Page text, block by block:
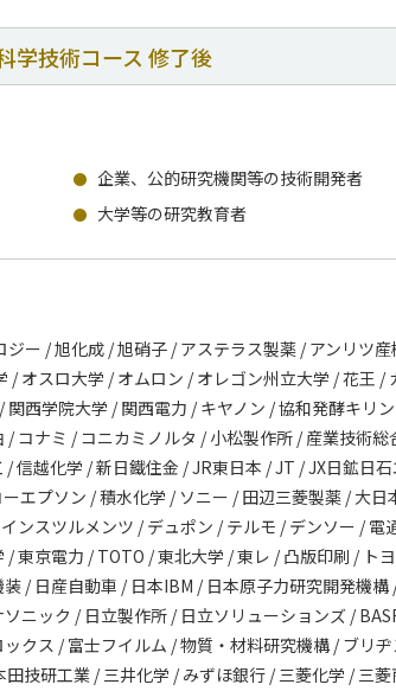
学技術コース 修了後
企業、公的研究機関等の技術開発者
大学等の研究教育者
ー / 旭化成 / 旭硝子 / アステラス製薬 / アンリツ産
/ オスロ大学 / オムロン / オレゴン州立大学 / 花王 /
西学院大学 / 関西電力 / キヤノン / 協和発酵キリ
コナミ / コニカミノルタ / 小松製作所 / 産業技術総
信越化学 / 新日鐵住金 / JR東日本 / JT / JX日鉱日
エプソン / 積水化学 / ソニー / 田辺三菱製薬 / 大日
ンスツルメンツ / デュポン / テルモ / デンソー / 電
東京電力 / TOTO / 東北大学 / 東レ / 凸版印刷 / ト
/ 日産自動車 / 日本IBM / 日本原子力研究開発機構
ニック / 日立製作所 / 日立ソリューションズ /
クス / 富士フイルム / 物質・材料研究機構 / ブリ
技研工業 / 三井化学 / みずほ銀行 / 三菱化学 / 三